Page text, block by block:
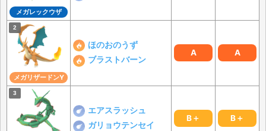
メガレックウザ
メガリザードンY
ほのおのうず
ブラストバーン
A A
エアスラッシュ
ガリョウテンセイ
B＋ B＋